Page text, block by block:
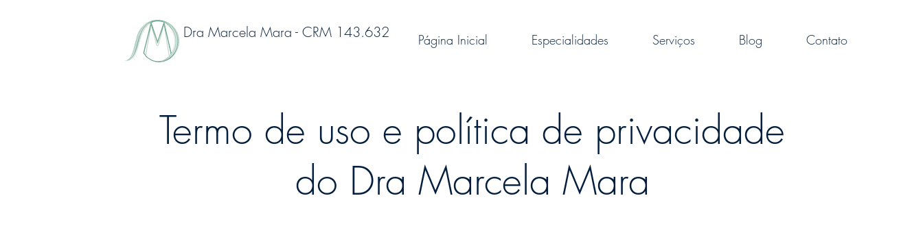
Dra Marcela Mara - CRM 143.632 Página Inicial Especialidades Serviços Blog Contato
Termo de uso e política de privacidade
do Dra Marcela Mara